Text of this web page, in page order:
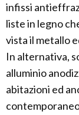
infissi
liste in legno
vista il metallo
In alternativa,
alluminio
abitazioni ed